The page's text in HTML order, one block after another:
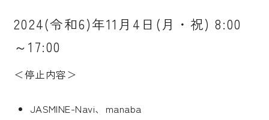
2024(令和6)年11月4日(月・祝) 8:00
～17:00
＜停止内容＞
JASMINE-Navi、manaba